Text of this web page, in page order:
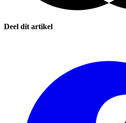
Deel dit artikel